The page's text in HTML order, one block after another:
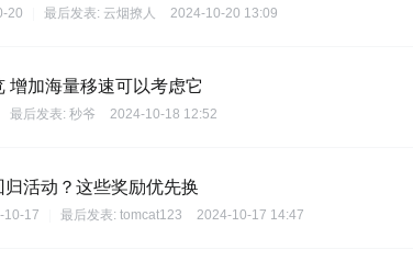
20 最后发表: 云烟撩人 2024-10-20 13:09
增加海量移速可以考虑它
最后发表: 秒爷 2024-10-18 12:52
活动？这些奖励优先换
10-17 最后发表: tomcat123 2024-10-17 14:47